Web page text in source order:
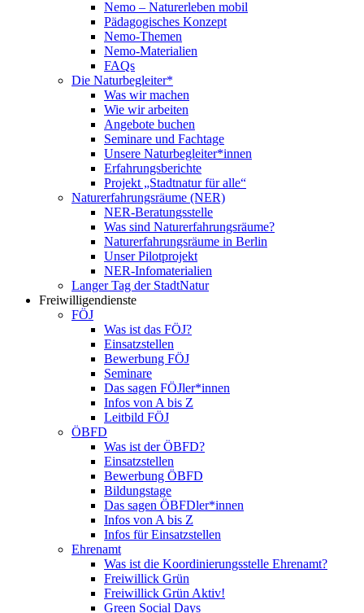
Nemo – Naturerleben mobil
Pädagogisches Konzept
Nemo-Themen
Nemo-Materialien
FAQs
Die Naturbegleiter*
Was wir machen
Wie wir arbeiten
Angebote buchen
Seminare und Fachtage
Unsere Naturbegleiter*innen
Erfahrungsberichte
Projekt „Stadtnatur für alle“
Naturerfahrungsräume (NER)
NER-Beratungsstelle
Was sind Naturerfahrungsräume?
Naturerfahrungsräume in Berlin
Unser Pilotprojekt
NER-Infomaterialien
Langer Tag der StadtNatur
Freiwilligendienste
FÖJ
Was ist das FÖJ?
Einsatzstellen
Bewerbung FÖJ
Seminare
Das sagen FÖJler*innen
Infos von A bis Z
Leitbild FÖJ
ÖBFD
Was ist der ÖBFD?
Einsatzstellen
Bewerbung ÖBFD
Bildungstage
Das sagen ÖBFDler*innen
Infos von A bis Z
Infos für Einsatzstellen
Ehrenamt
Was ist die Koordinierungsstelle Ehrenamt?
Freiwillick Grün
Freiwillick Grün Aktiv!
Green Social Days